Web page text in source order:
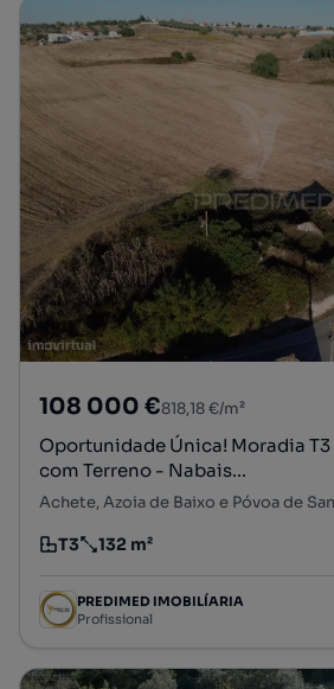
108 000 €818,18 €/m²
Oportunidade Única! Moradia T3
com Terreno - Nabais...
Tipologia
T3
Preço por metro quadrado
132 m²
PREDIMED IMOBILÍARIA
Profissional